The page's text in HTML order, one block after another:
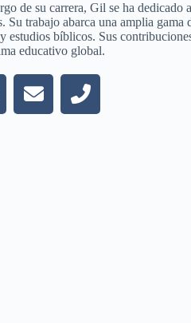
de su carrera, Gil se ha dedicado
Su trabajo abarca una amplia
estudios bíblicos. Sus
educativo global.